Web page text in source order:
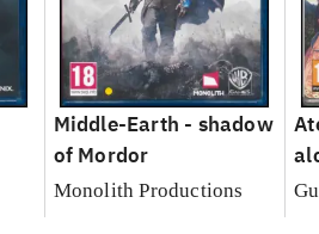
Middle-Earth - shadow
of Mordor
Monolith Productions